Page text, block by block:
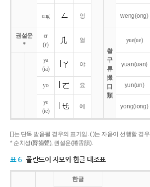
eng 엉 weng(ong)
권설운
*
er
(r)
얼
촬
구
류
撮
口
類
yue(ue)
ya
(ia)
야 yuan(uan)
yo 요 yun(un)
ye
(ie)
예 yong(iong)
[ ]는 단독 발음될 경우의 표기임. ( )는 자음이 선행할 경
* 순치성(脣齒聲), 권설운(捲舌韻).
표 6 폴란드어 자모와 한글 대조표
한글